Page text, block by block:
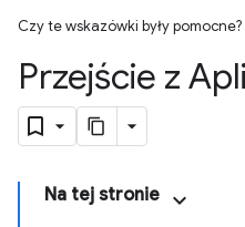
Czy te wskazówki były pomocne?
Przejście z
Na tej stronie